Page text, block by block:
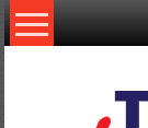
Skip
to